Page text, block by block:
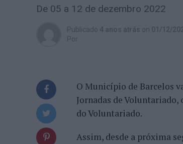
De 05 a 12 de dezembro 2022
Publicado 4 anos atrás on 01/12/
Por
O Município de Barcelos
Jornadas de
do Voluntariado.
Assim, desde a próxima